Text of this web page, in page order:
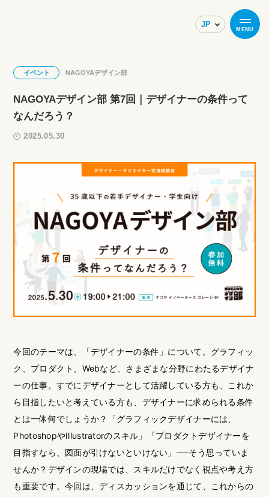
MENU
イベント NAGOYAデザイン部
NAGOYAデザイン部 第7回｜デザイナーの条件って
なんだろう？
2025.05.30
今回のテーマは、「デザイナーの条件」について。 グラフィッ
ク、プロダクト、Webなど、さまざまな分野にわたるデザイナ
ーの仕事。すでにデザイナーとして活躍している方も、これか
ら目指したいと考えている方も、デザイナーに求められる条件
とは一体何でしょうか？
「グラフィックデザイナーには、
PhotoshopやIllustratorのスキル」「プロダクトデザイナーを
目指すなら、図面が引けないといけない」──そう思っていま
せんか？ デザインの現場では、スキルだけでなく視点や考え方
も重要です。今回は、ディスカッションを通じて、これからの